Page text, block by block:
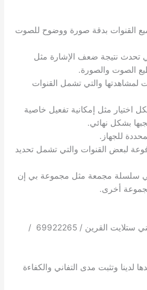
القنوات بدقة صورة ووضوح للصوت
تحدث نتيجة ضعف الإشارة مثل
الصوت والصورة.
لمشاهدتها والتي تشمل القنوات
اختيار مثل إمكانية تفعيل خاصية
بشكل نهائي.
للجهاز.
لبعض القنوات والتي تشمل تحديد
سلسلة مجمعة مثل مجموعة بي إن
أخرى.
تجديد بي ان سبورت من مزايا فني ستلايت القرين / 69922265 /
لدينا وتثبت مدى التفاني والكفاءة